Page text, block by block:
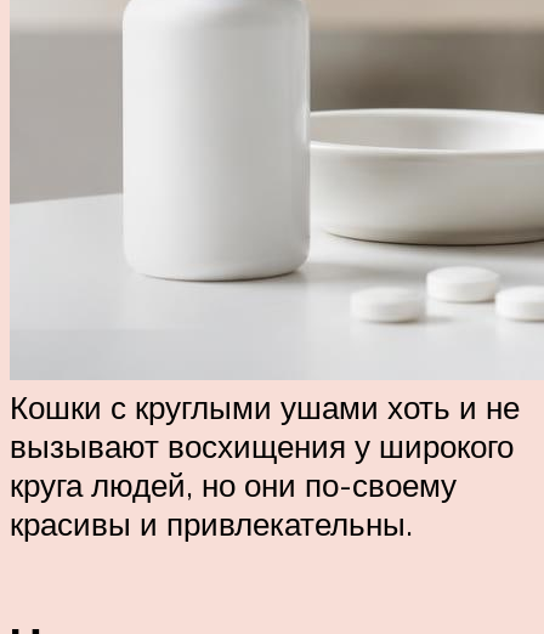
Кошки с круглыми ушами хоть и не
вызывают восхищения у широкого
круга людей, но они по-своему
красивы и привлекательны.